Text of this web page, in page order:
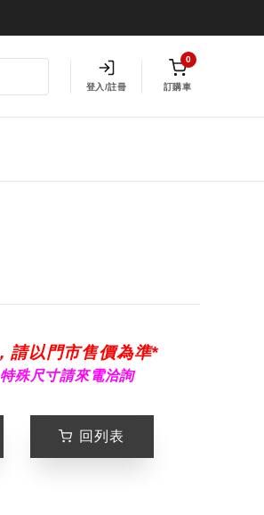
登入/註冊
0
訂購車
請以門市售價為準*
殊尺寸請來電洽詢
回列表